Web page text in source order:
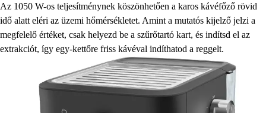
Az 1050 W-os teljesítménynek köszönhetően a karos kávéfőző rövid
idő alatt eléri az üzemi hőmérsékletet. Amint a mutatós kijelző jelzi a
megfelelő értéket, csak helyezd be a szűrőtartó kart, és indítsd el az
extrakciót, így egy-kettőre friss kávéval indíthatod a reggelt.